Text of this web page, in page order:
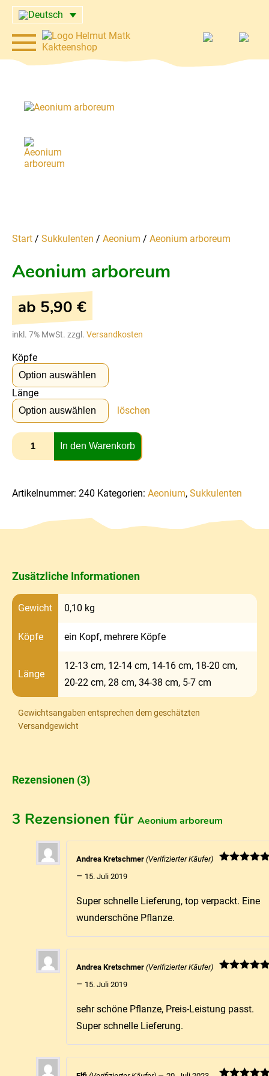
Start / Sukkulenten / Aeonium / Aeonium arboreum
Aeonium arboreum
ab 5,90 €
inkl. 7% MwSt. zzgl. Versandkosten
Köpfe
Länge
löschen
In den Warenkorb
Artikelnummer: 240 Kategorien: Aeonium, Sukkulenten
Zusätzliche Informationen
Gewicht 0,10 kg
Köpfe ein Kopf, mehrere Köpfe
Länge
12-13 cm, 12-14 cm, 14-16 cm, 18-20 cm,
20-22 cm, 28 cm, 34-38 cm, 5-7 cm
Gewichtsangaben entsprechen dem geschätzten
Versandgewicht
Rezensionen (3)
3 Rezensionen für Aeonium arboreum
Andrea Kretschmer (Verifizierter Käufer)
– 15. Juli 2019
Super schnelle Lieferung, top verpackt. Eine
wunderschöne Pflanze.
Andrea Kretschmer (Verifizierter Käufer)
– 15. Juli 2019
sehr schöne Pflanze, Preis-Leistung passt.
Super schnelle Lieferung.